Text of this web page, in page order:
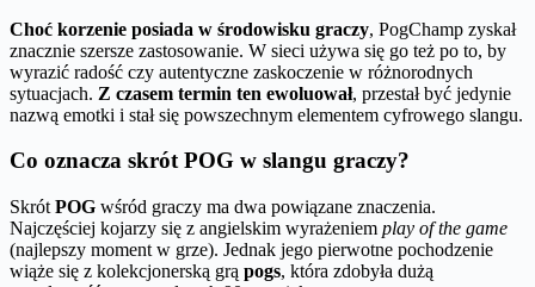
Choć korzenie posiada w środowisku graczy, PogChamp zyskał
znacznie szersze zastosowanie. W sieci używa się go też po to, by
wyrazić radość czy autentyczne zaskoczenie w różnorodnych
sytuacjach. Z czasem termin ten ewoluował, przestał być jedynie
nazwą emotki i stał się powszechnym elementem cyfrowego slangu.
Co oznacza skrót POG w slangu graczy?
Skrót POG wśród graczy ma dwa powiązane znaczenia.
Najczęściej kojarzy się z angielskim wyrażeniem play of the game
(najlepszy moment w grze). Jednak jego pierwotne pochodzenie
wiąże się z kolekcjonerską grą pogs, która zdobyła dużą